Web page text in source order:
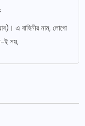
এ বাহিনীর নাম, লোগো
ই নয়,